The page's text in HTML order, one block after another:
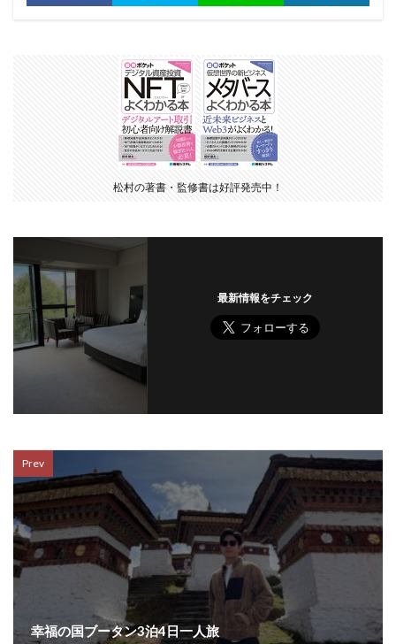
松村の著書・監修書は好評発売中！
最新情報をチェック
Prev
幸福の国ブータン3泊4日一人旅